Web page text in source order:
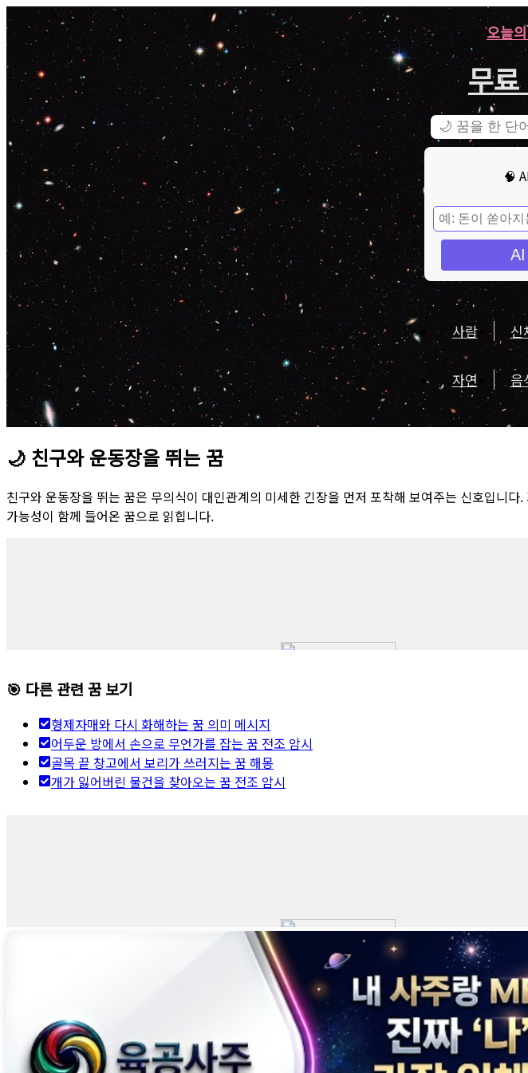
오늘
무
🧠
사람 신
자연 음
🌙 친구와 운동장을 뛰는 꿈
친구와 운동장을 뛰는 꿈은 무의식이 대인관계의 미세한 긴장을 먼저 포착해 보여주는 신호입니
가능성이 함께 들어온 꿈으로 읽힙니다.
🎯 다른 관련 꿈 보기
형제자매와 다시 화해하는 꿈 의미 메시지
어두운 방에서 손으로 무언가를 잡는 꿈 전조 암시
골목 끝 창고에서 보리가 쓰러지는 꿈 해몽
개가 잃어버린 물건을 찾아오는 꿈 전조 암시